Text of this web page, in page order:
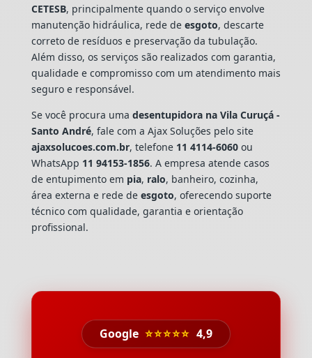
CETESB, principalmente quando o serviço envolve
manutenção hidráulica, rede de esgoto, descarte
correto de resíduos e preservação da tubulação.
Além disso, os serviços são realizados com garantia,
qualidade e compromisso com um atendimento mais
seguro e responsável.
Se você procura uma desentupidora na Vila Curuçá -
Santo André, fale com a Ajax Soluções pelo site
ajaxsolucoes.com.br, telefone 11 4114-6060ou
WhatsApp 11 94153-1856. A empresa atende casos
de entupimento em pia, ralo, banheiro, cozinha,
área externa e rede de esgoto, oferecendo suporte
técnico com qualidade, garantia e orientação
profissional.
Google ⭐⭐⭐⭐⭐ 4,9